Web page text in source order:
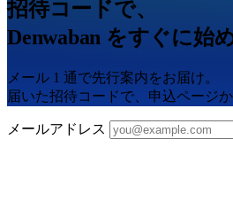
招待コードで、
Denwaban をすぐに始め
メール 1 通で先行案内をお届け。
届いた招待コードで、申込ページ
メールアドレス